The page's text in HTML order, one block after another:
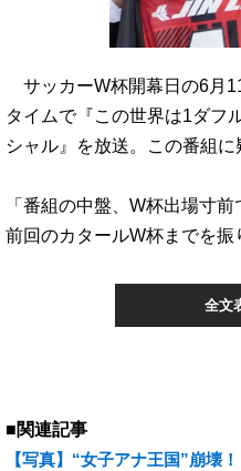
サッカーW杯開幕日の6月
タイムで『この世界は1ダフ
シャル』を放送。この番組に
「番組の中盤、W杯出場寸
前回のカタールW杯までを
全文
■関連記事
【写真】“女子アナ王国”崩壊